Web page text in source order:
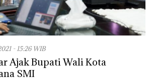
- 15:26 WIB
Ajak Bupati Wali Kota
SMI